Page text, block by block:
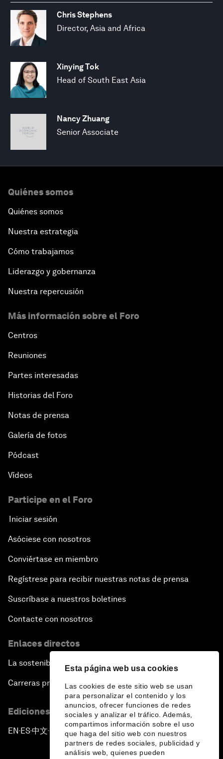
Esta página web usa cookies
Las cookies de este sitio web se usan
para personalizar el contenido y los
anuncios, ofrecer funciones de redes
sociales y analizar el tráfico. Además,
compartimos información sobre el uso
que haga del sitio web con nuestros
partners de redes sociales, publicidad y
análisis web, quienes pueden
Chris Stephens
Director, Asia and Africa
Xinying Tok
Head of South East Asia
Nancy Zhuang
Senior Associate
Quiénes somos
Quiénes somos
Nuestra estrategia
Cómo trabajamos
Liderazgo y gobernanza
Nuestra repercusión
Más información sobre el Foro
Centros
Reuniones
Partes interesadas
Historias del Foro
Notas de prensa
Galería de fotos
Pódcast
Vídeos
Participe en el Foro
Iniciar sesión
Asóciese con nosotros
Conviértase en miembro
Regístrese para recibir nuestras notas de prensa
Suscríbase a nuestros boletines
Contacte con nosotros
Enlaces directos
La sostenibilidad en el Foro
Carreras profesionales
Ediciones en otros idiomas
EN ▪ ES▪中文▪ 日本語